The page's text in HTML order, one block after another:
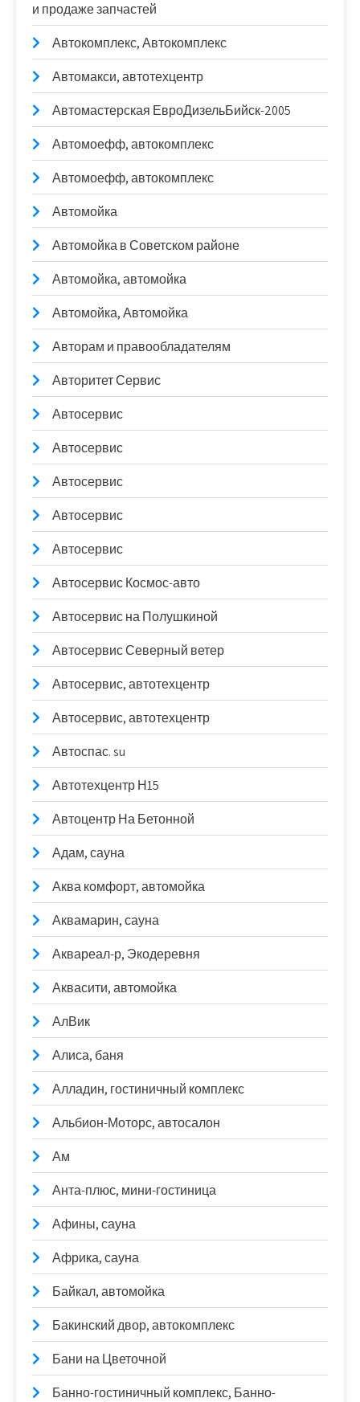
и продаже запчастей
Автокомплекс, Автокомплекс
Автомакси, автотехцентр
Автомастерская ЕвроДизельБийск-2005
Автомоефф, автокомплекс
Автомоефф, автокомплекс
Автомойка
Автомойка в Советском районе
Автомойка, автомойка
Автомойка, Автомойка
Авторам и правообладателям
Авторитет Сервис
Автосервис
Автосервис
Автосервис
Автосервис
Автосервис
Автосервис Космос-авто
Автосервис на Полушкиной
Автосервис Северный ветер
Автосервис, автотехцентр
Автосервис, автотехцентр
Автоспас. su
Автотехцентр Н15
Автоцентр На Бетонной
Адам, сауна
Аква комфорт, автомойка
Аквамарин, сауна
Аквареал-р, Экодеревня
Аквасити, автомойка
АлВик
Алиса, баня
Алладин, гостиничный комплекс
Альбион-Моторс, автосалон
Ам
Анта-плюс, мини-гостиница
Афины, сауна
Африка, сауна
Байкал, автомойка
Бакинский двор, автокомплекс
Бани на Цветочной
Банно-гостиничный комплекс, Банно-